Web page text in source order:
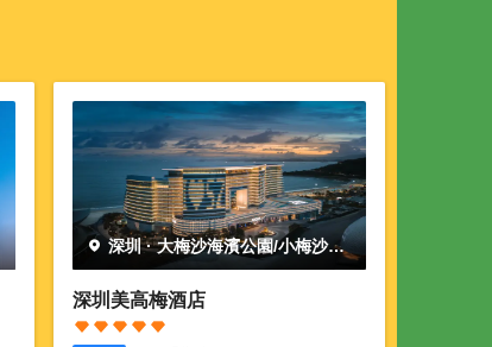
深圳·大梅沙海濱公園/小梅沙海
濱樂園
深圳美高梅酒店